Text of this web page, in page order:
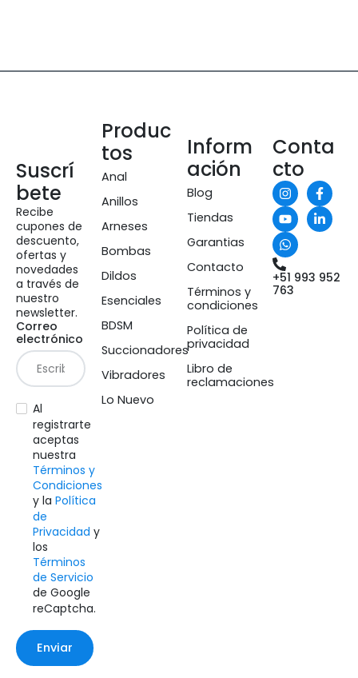
Suscrí
bete
Recibe
cupones de
descuento,
ofertas y
novedades
a través de
nuestro
newsletter.
Correo
electrónico
Al
registrarte
aceptas
nuestra
Términos y
Condiciones
y la Política
de
Privacidad y
los
Términos
de Servicio
de Google
reCaptcha.
Enviar
Produc
tos
Anal
Anillos
Arneses
Bombas
Dildos
Esenciales
BDSM
Succionadores
Vibradores
Lo Nuevo
Inform
ación
Blog
Tiendas
Garantias
Contacto
Términos y
condiciones
Política de
privacidad
Libro de
reclamaciones
Conta
cto
+51 993 952
763